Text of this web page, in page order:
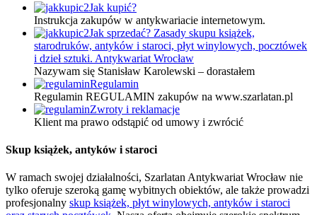
Jak kupić?
Instrukcja zakupów w antykwariacie internetowym.
Jak sprzedać? Zasady skupu książek,
starodruków, antyków i staroci, płyt winylowych, pocztówek
i dzieł sztuki. Antykwariat Wrocław
Nazywam się Stanisław Karolewski – dorastałem
Regulamin
Regulamin REGULAMIN zakupów na www.szarlatan.pl
Zwroty i reklamacje
Klient ma prawo odstąpić od umowy i zwrócić
Skup książek, antyków i staroci
W ramach swojej działalności, Szarlatan Antykwariat Wrocław nie
tylko oferuje szeroką gamę wybitnych obiektów, ale także prowadzi
profesjonalny skup książek, płyt winylowych, antyków i staroci